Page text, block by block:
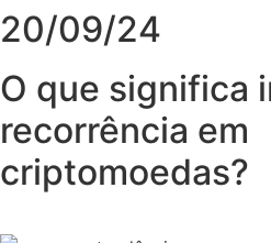
20/09/24
O que significa
recorrência em
criptomoedas?